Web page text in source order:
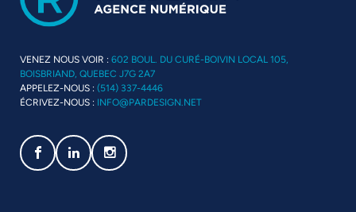
VENEZ NOUS VOIR : 602 BOUL. DU CURÉ-BOIVIN LOCAL 105,
BOISBRIAND, QUEBEC J7G 2A7
APPELEZ-NOUS : (514) 337-4446
ÉCRIVEZ-NOUS : INFO@PARDESIGN.NET
Social media link icon-facebook
Social media link icon-linkedin
Social media link icon-instagram